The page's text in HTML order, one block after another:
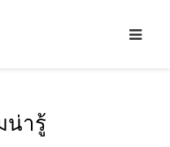
น่ารู้